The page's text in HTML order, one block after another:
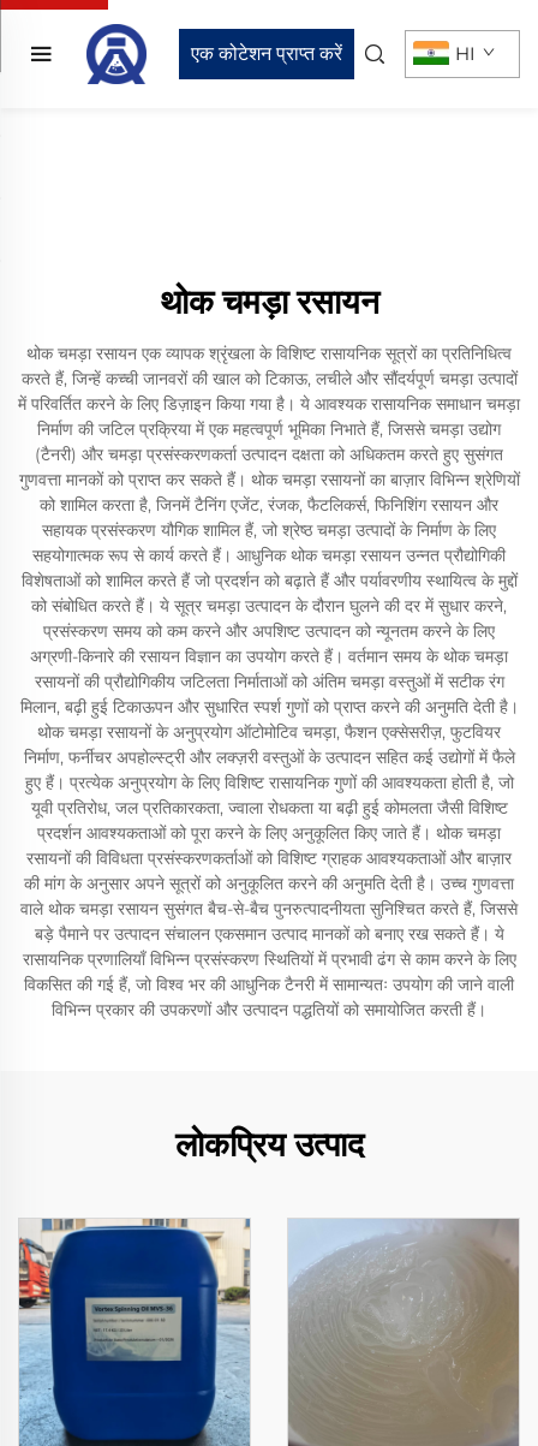
एक कोटेशन प्राप्त करें HI
थोक चमड़ा रसायन
थोक चमड़ा रसायन एक व्यापक श्रृंखला के विशिष्ट रासायनिक सूत्रों का प्रतिनिधित्व
करते हैं, जिन्हें कच्ची जानवरों की खाल को टिकाऊ, लचीले और सौंदर्यपूर्ण चमड़ा उत्पादों
में परिवर्तित करने के लिए डिज़ाइन किया गया है। ये आवश्यक रासायनिक समाधान चमड़ा
निर्माण की जटिल प्रक्रिया में एक महत्वपूर्ण भूमिका निभाते हैं, जिससे चमड़ा उद्योग
(टैनरी) और चमड़ा प्रसंस्करणकर्ता उत्पादन दक्षता को अधिकतम करते हुए सुसंगत
गुणवत्ता मानकों को प्राप्त कर सकते हैं। थोक चमड़ा रसायनों का बाज़ार विभिन्न श्रेणियों
को शामिल करता है, जिनमें टैनिंग एजेंट, रंजक, फैटलिकर्स, फिनिशिंग रसायन और
सहायक प्रसंस्करण यौगिक शामिल हैं, जो श्रेष्ठ चमड़ा उत्पादों के निर्माण के लिए
सहयोगात्मक रूप से कार्य करते हैं। आधुनिक थोक चमड़ा रसायन उन्नत प्रौद्योगिकी
विशेषताओं को शामिल करते हैं जो प्रदर्शन को बढ़ाते हैं और पर्यावरणीय स्थायित्व के मुद्दों
को संबोधित करते हैं। ये सूत्र चमड़ा उत्पादन के दौरान घुलने की दर में सुधार करने,
प्रसंस्करण समय को कम करने और अपशिष्ट उत्पादन को न्यूनतम करने के लिए
अग्रणी-किनारे की रसायन विज्ञान का उपयोग करते हैं। वर्तमान समय के थोक चमड़ा
रसायनों की प्रौद्योगिकीय जटिलता निर्माताओं को अंतिम चमड़ा वस्तुओं में सटीक रंग
मिलान, बढ़ी हुई टिकाऊपन और सुधारित स्पर्श गुणों को प्राप्त करने की अनुमति देती है।
थोक चमड़ा रसायनों के अनुप्रयोग ऑटोमोटिव चमड़ा, फैशन एक्सेसरीज़, फुटवियर
निर्माण, फर्नीचर अपहोल्स्ट्री और लक्ज़री वस्तुओं के उत्पादन सहित कई उद्योगों में फैले
हुए हैं। प्रत्येक अनुप्रयोग के लिए विशिष्ट रासायनिक गुणों की आवश्यकता होती है, जो
यूवी प्रतिरोध, जल प्रतिकारकता, ज्वाला रोधकता या बढ़ी हुई कोमलता जैसी विशिष्ट
प्रदर्शन आवश्यकताओं को पूरा करने के लिए अनुकूलित किए जाते हैं। थोक चमड़ा
रसायनों की विविधता प्रसंस्करणकर्ताओं को विशिष्ट ग्राहक आवश्यकताओं और बाज़ार
की मांग के अनुसार अपने सूत्रों को अनुकूलित करने की अनुमति देती है। उच्च गुणवत्ता
वाले थोक चमड़ा रसायन सुसंगत बैच-से-बैच पुनरुत्पादनीयता सुनिश्चित करते हैं, जिससे
बड़े पैमाने पर उत्पादन संचालन एकसमान उत्पाद मानकों को बनाए रख सकते हैं। ये
रासायनिक प्रणालियाँ विभिन्न प्रसंस्करण स्थितियों में प्रभावी ढंग से काम करने के लिए
विकसित की गई हैं, जो विश्व भर की आधुनिक टैनरी में सामान्यतः उपयोग की जाने वाली
विभिन्न प्रकार की उपकरणों और उत्पादन पद्धतियों को समायोजित करती हैं।
लोकप्रिय उत्पाद